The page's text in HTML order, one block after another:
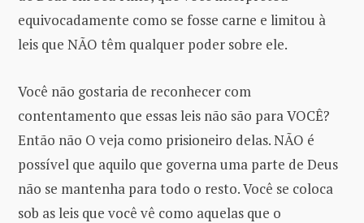
equivocadamente como se fosse carne e limitou à
leis que NÃO têm qualquer poder sobre ele.
Você não gostaria de reconhecer com
contentamento que essas leis não são para VOCÊ?
Então não O veja como prisioneiro delas. NÃO é
possível que aquilo que governa uma parte de Deus
não se mantenha para todo o resto. Você se coloca
sob as leis que você vê como aquelas que o